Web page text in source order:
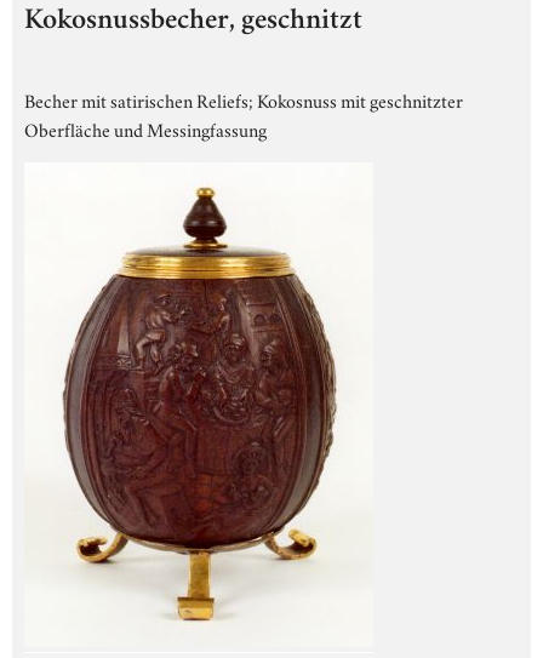
Kokosnussbecher, geschnitzt
Becher mit satirischen Reliefs; Kokosnuss mit geschnitzter
Oberfläche und Messingfassung